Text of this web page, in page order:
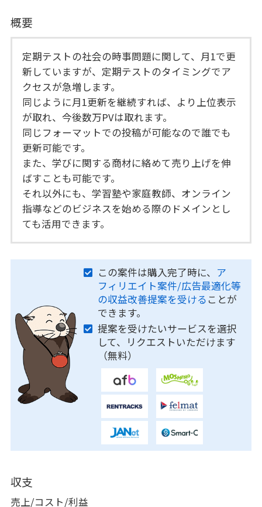
概要
定期テストの社会の時事問題に関して、月1で更
新していますが、定期テストのタイミングでア
クセスが急増します。
同じように月1更新を継続すれば、より上位表示
が取れ、今後数万PVは取れます。
同じフォーマットでの投稿が可能なので誰でも
更新可能です。
また、学びに関する商材に絡めて売り上げを伸
ばすことも可能です。
それ以外にも、学習塾や家庭教師、オンライン
指導などのビジネスを始める際のドメインとし
ても活用できます。
この案件は購入完了時に、 ア
フィリエイト案件/広告最適化等
の収益改善提案を受ける ことが
できます。
提案を受けたいサービスを選択
して、リクエストいただけます
（無料）
収支
売上/コスト/利益